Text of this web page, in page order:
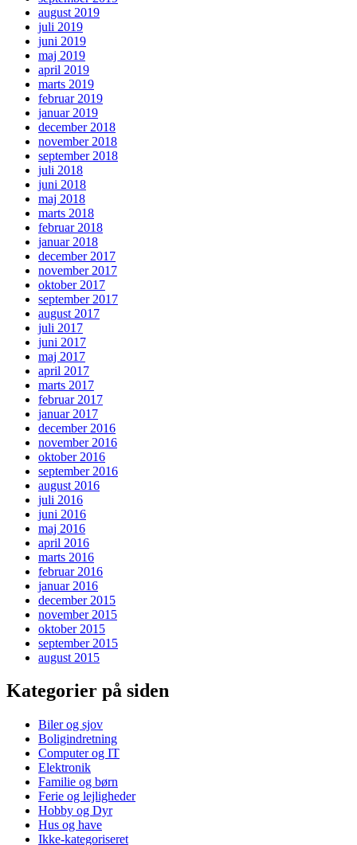
august 2019
juli 2019
juni 2019
maj 2019
april 2019
marts 2019
februar 2019
januar 2019
december 2018
november 2018
september 2018
juli 2018
juni 2018
maj 2018
marts 2018
februar 2018
januar 2018
december 2017
november 2017
oktober 2017
september 2017
august 2017
juli 2017
juni 2017
maj 2017
april 2017
marts 2017
februar 2017
januar 2017
december 2016
november 2016
oktober 2016
september 2016
august 2016
juli 2016
juni 2016
maj 2016
april 2016
marts 2016
februar 2016
januar 2016
december 2015
november 2015
oktober 2015
september 2015
august 2015
Kategorier på siden
Biler og sjov
Boligindretning
Computer og IT
Elektronik
Familie og børn
Ferie og lejligheder
Hobby og Dyr
Hus og have
Ikke-kategoriseret